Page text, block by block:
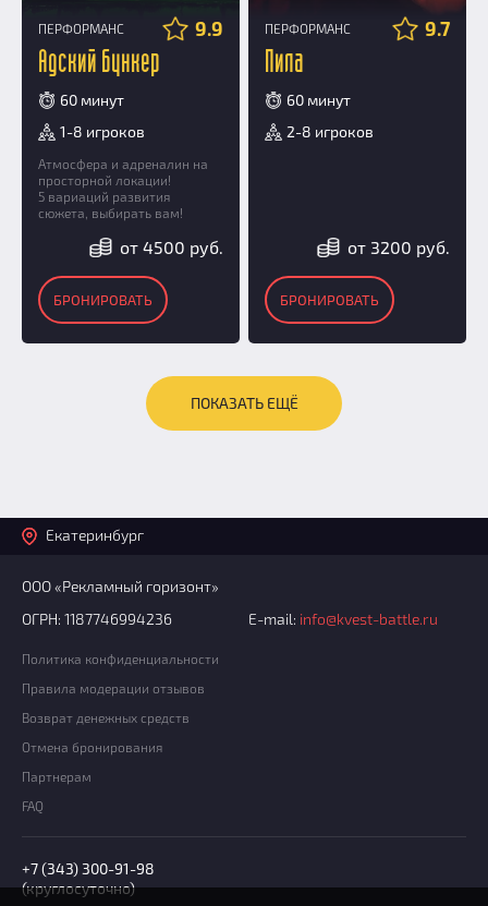
ПЕРФОРМАНС 9.9
Адский бункер
60 минут
1-8 игроков
Атмосфера и адреналин на
просторной локации!
5 вариаций развития
сюжета, выбирать вам!
от 4500 руб.
БРОНИРОВАТЬ
ПЕРФОРМАНС 9.7
Пила
60 минут
2-8 игроков
от 3200 руб.
БРОНИРОВАТЬ
ПОКАЗАТЬ ЕЩЁ
Екатеринбург
ООО «Рекламный горизонт»
ОГРН: 1187746994236
E-mail: info@kvest-battle.ru
Политика конфиденциальности
Правила модерации отзывов
Возврат денежных средств
Отмена бронирования
Партнерам
FAQ
+7 (343) 300-91-98
(круглосуточно)